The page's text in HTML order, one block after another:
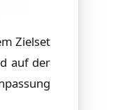
Zielset
auf der